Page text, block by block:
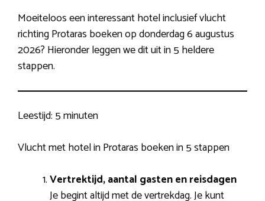
Moeiteloos een interessant hotel inclusief vlucht
richting Protaras boeken op donderdag 6 augustus
2026? Hieronder leggen we dit uit in 5 heldere
stappen.
Leestijd: 5 minuten
Vlucht met hotel in Protaras boeken in 5 stappen
Vertrektijd, aantal gasten en reisdagen
Je begint altijd met de vertrekdag. Je kunt